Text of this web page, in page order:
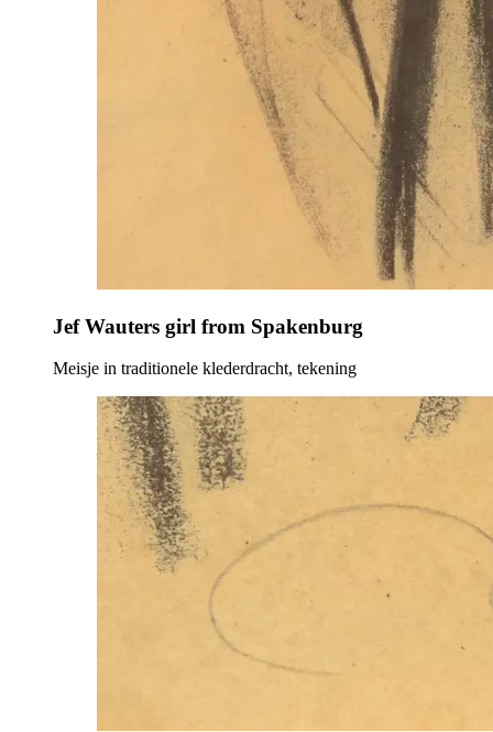
Jef Wauters girl from Spakenburg
Meisje in traditionele klederdracht, tekening